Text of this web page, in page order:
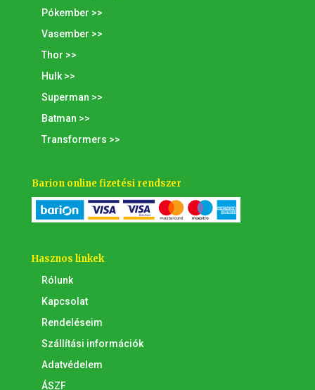
Pókember >>
Vasember >>
Thor >>
Hulk >>
Superman >>
Batman >>
Transformers >>
Barion online fizetési rendszer
Hasznos linkek
Rólunk
Kapcsolat
Rendeléseim
Szállítási információk
Adatvédelem
ÁSZF